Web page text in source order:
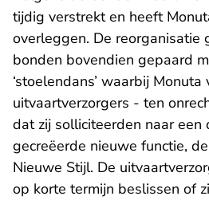
tijdig verstrekt en heeft
overleggen. De reorganisatie
bonden bovendien gepaard
‘stoelendans’ waarbij Monuta
uitvaartverzorgers - ten
dat zij solliciteerden naar een
gecreëerde nieuwe functie,
Nieuwe Stijl. De
op korte termijn beslissen of